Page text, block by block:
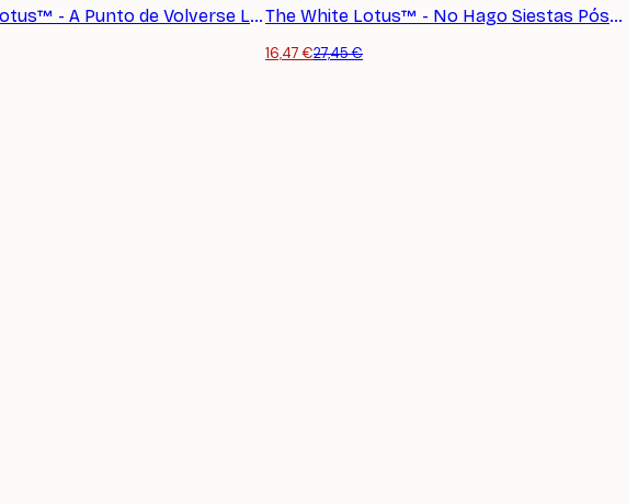
The White Lotus™ - A Punto de Volverse Loco Póster The White Lotus™ - No Hago Siestas Póster
16,47 €27,45 €